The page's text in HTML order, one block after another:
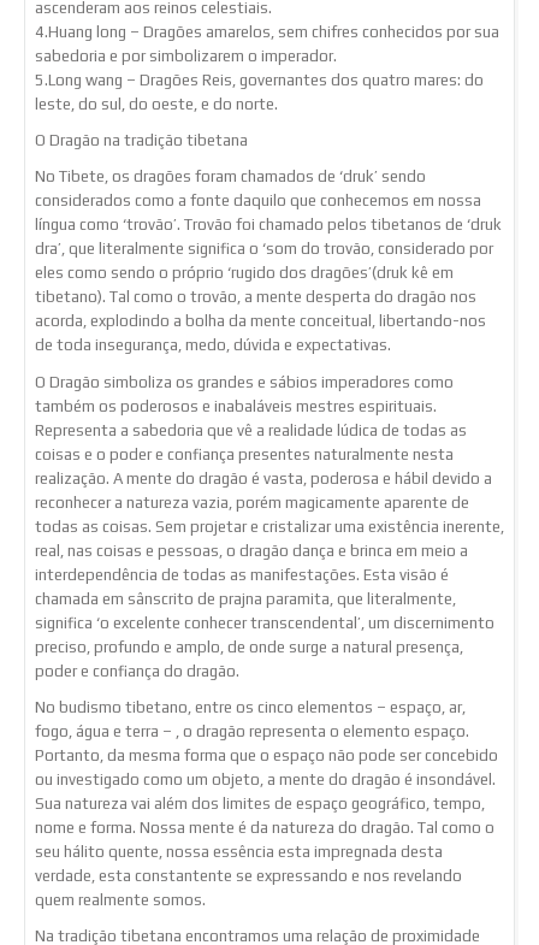
ascenderam aos reinos celestiais.
4.Huang long – Dragões amarelos, sem chifres conhecidos por sua
sabedoria e por simbolizarem o imperador.
5.Long wang – Dragões Reis, governantes dos quatro mares: do
leste, do sul, do oeste, e do norte.
O Dragão na tradição tibetana
No Tibete, os dragões foram chamados de ‘druk’ sendo
considerados como a fonte daquilo que conhecemos em nossa
língua como ‘trovão’. Trovão foi chamado pelos tibetanos de ‘druk
dra’, que literalmente significa o ‘som do trovão, considerado por
eles como sendo o próprio ‘rugido dos dragões’(druk kê em
tibetano). Tal como o trovão, a mente desperta do dragão nos
acorda, explodindo a bolha da mente conceitual, libertando-nos
de toda insegurança, medo, dúvida e expectativas.
O Dragão simboliza os grandes e sábios imperadores como
também os poderosos e inabaláveis mestres espirituais.
Representa a sabedoria que vê a realidade lúdica de todas as
coisas e o poder e confiança presentes naturalmente nesta
realização. A mente do dragão é vasta, poderosa e hábil devido a
reconhecer a natureza vazia, porém magicamente aparente de
todas as coisas. Sem projetar e cristalizar uma existência inerente,
real, nas coisas e pessoas, o dragão dança e brinca em meio a
interdependência de todas as manifestações. Esta visão é
chamada em sânscrito de prajna paramita, que literalmente,
significa ‘o excelente conhecer transcendental’, um discernimento
preciso, profundo e amplo, de onde surge a natural presença,
poder e confiança do dragão.
No budismo tibetano, entre os cinco elementos – espaço, ar,
fogo, água e terra – , o dragão representa o elemento espaço.
Portanto, da mesma forma que o espaço não pode ser concebido
ou investigado como um objeto, a mente do dragão é insondável.
Sua natureza vai além dos limites de espaço geográfico, tempo,
nome e forma. Nossa mente é da natureza do dragão. Tal como o
seu hálito quente, nossa essência esta impregnada desta
verdade, esta constantente se expressando e nos revelando
quem realmente somos.
Na tradição tibetana encontramos uma relação de proximidade